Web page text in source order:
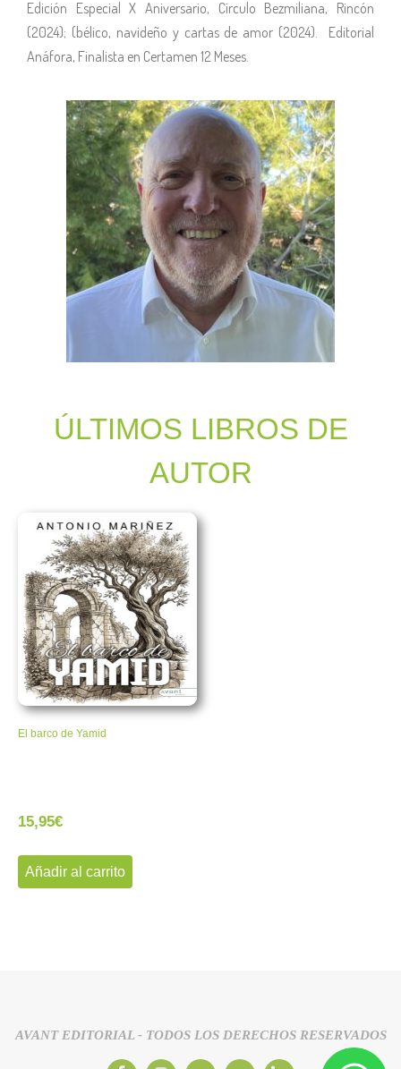
Edición Especial X Aniversario, Círculo Bezmiliana, Rincón
(2024); (bélico, navideño y cartas de amor (2024). ​ Editorial
Anáfora, Finalista en Certamen 12 Meses. ​
ÚLTIMOS LIBROS DE
AUTOR
El barco de Yamid
15,95€
Añadir al carrito
AVANT EDITORIAL - TODOS LOS DERECHOS RESERVADOS